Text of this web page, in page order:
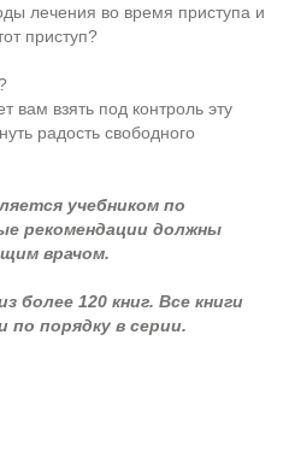
лечения во время приступа и
приступ?
вам взять под контроль эту
радость свободного
учебником по
рекомендации должны
врачом.
более 120 книг. Все книги
по порядку в серии.